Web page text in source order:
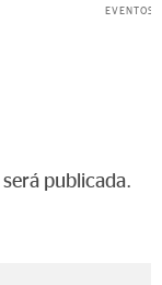
EVENTOS
publicada.